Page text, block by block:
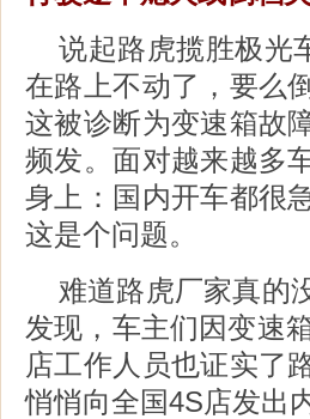
说起路虎揽胜极光
在路上不动了，要么
这被诊断为变速箱故
频发。面对越来越多
身上：国内开车都很
这是个问题。
难道路虎厂家真的
发现，车主们因变速
店工作人员也证实了
悄悄向全国4S店发出